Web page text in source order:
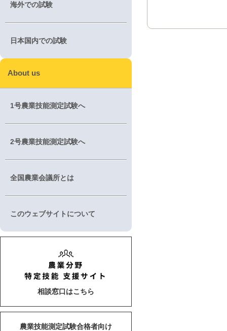
海外での試験
日本国内での試験
About us
1号農業技能測定試験へ
2号農業技能測定試験へ
全国農業会議所とは
このウェブサイトについて
相談窓口はこちら
農業技能測定試験合格者向け